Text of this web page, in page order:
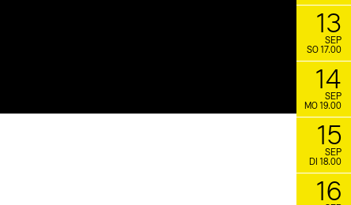
13
SEP
SO 17.00
14
SEP
MO 19.00
15
SEP
DI 18.00
16